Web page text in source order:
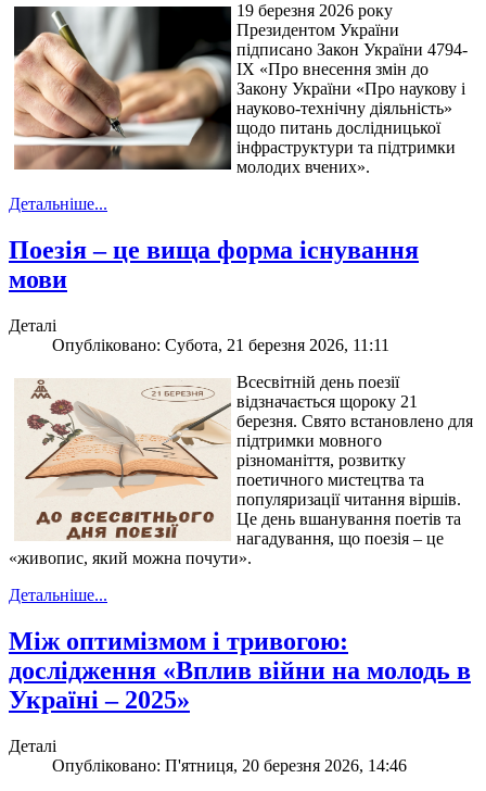
19 березня 2026 року
Президентом України
підписано Закон України 4794-
IX «Про внесення змін до
Закону України «Про наукову і
науково-технічну діяльність»
щодо питань дослідницької
інфраструктури та підтримки
молодих вчених».
Детальніше...
Поезія – це вища форма існування
мови
Деталі
Опубліковано: Субота, 21 березня 2026, 11:11
Всесвітній день поезії
відзначається щороку 21
березня. Свято встановлено для
підтримки мовного
різноманіття, розвитку
поетичного мистецтва та
популяризації читання віршів.
Це день вшанування поетів та
нагадування, що поезія – це
«живопис, який можна почути».
Детальніше...
Між оптимізмом і тривогою:
дослідження «Вплив війни на молодь в
Україні – 2025»
Деталі
Опубліковано: П'ятниця, 20 березня 2026, 14:46